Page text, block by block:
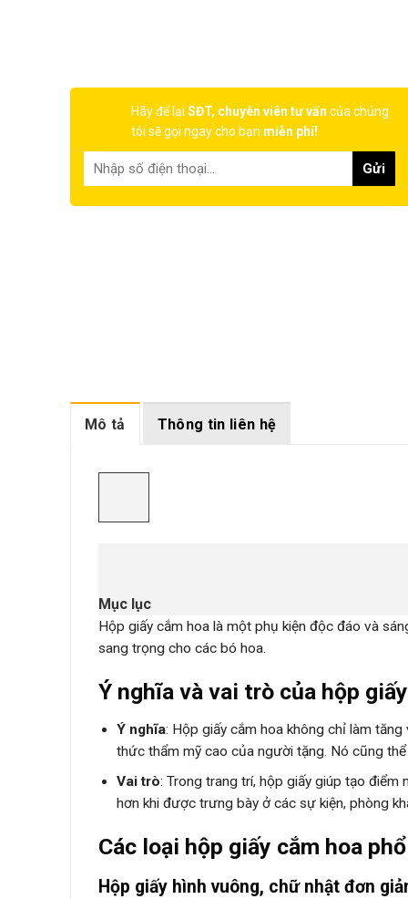
Hãy để lại SĐT, chuyên viên tư vấn của chúng
tôi sẽ gọi ngay cho bạn miễn phí!
Mô tả Thông tin liên hệ
Mục lục
Hộp giấy cắm hoa là một phụ kiện độc đáo và
sang trọng cho các bó hoa.
Ý nghĩa và vai trò của hộp
Ý nghĩa: Hộp giấy cắm hoa không chỉ làm
thức thẩm mỹ cao của người tặng. Nó cũng
Vai trò: Trong trang trí, hộp giấy giúp tạo điểm
hơn khi được trưng bày ở các sự kiện, phòng
Các loại hộp giấy cắm hoa
Hộp giấy hình vuông, chữ nhật đơn